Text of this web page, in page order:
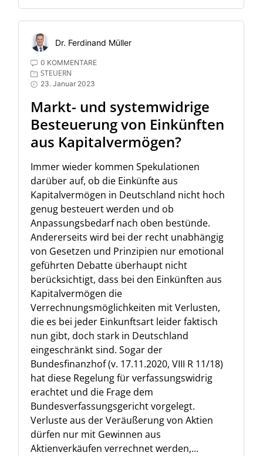
Dr. Ferdinand Müller
0 KOMMENTARE
STEUERN
23. Januar 2023
Markt- und systemwidrige
Besteuerung von Einkünften
aus Kapitalvermögen?
Immer wieder kommen Spekulationen
darüber auf, ob die Einkünfte aus
Kapitalvermögen in Deutschland nicht hoch
genug besteuert werden und ob
Anpassungsbedarf nach oben bestünde.
Andererseits wird bei der recht unabhängig
von Gesetzen und Prinzipien nur emotional
geführten Debatte überhaupt nicht
berücksichtigt, dass bei den Einkünften aus
Kapitalvermögen die
Verrechnungsmöglichkeiten mit Verlusten,
die es bei jeder Einkunftsart leider faktisch
nun gibt, doch stark in Deutschland
eingeschränkt sind. Sogar der
Bundesfinanzhof (v. 17.11.2020, VIII R 11/18)
hat diese Regelung für verfassungswidrig
erachtet und die Frage dem
Bundesverfassungsgericht vorgelegt.
Verluste aus der Veräußerung von Aktien
dürfen nur mit Gewinnen aus
Aktienverkäufen verrechnet werden,...